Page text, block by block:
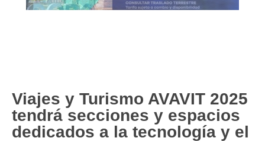
Viajes y Turismo AVAVIT 2025
tendrá secciones y espacios
dedicados a la tecnología y el